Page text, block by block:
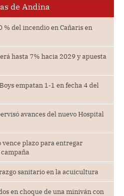
de Andina
del incendio en Cañaris en
hasta 7% hacia 2029 y apuesta
empatan 1-1 en fecha 4 del
avances del nuevo Hospital
vence plazo para entregar
sanitario en la acuicultura
en choque de una miniván con